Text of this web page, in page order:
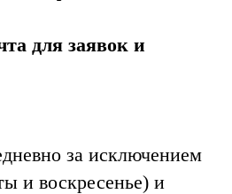
для заявок и
за исключением
и воскресенье) и